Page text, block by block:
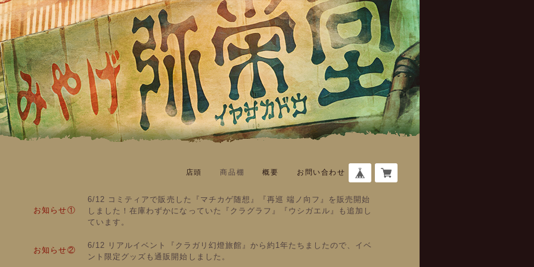
店頭 商品棚 概要 お問い合わせ
お知らせ①
6/12 コミティアで販売した『マチカゲ随想』『再巡 端ノ向フ』を販売開始
しました！在庫わずかになっていた『クラグラフ』『ウシガエル』も追加し
ています。
お知らせ②
6/12 リアルイベント『クラガリ幻燈旅館』から約1年たちましたので、イベ
ント限定グッズも通販開始しました。